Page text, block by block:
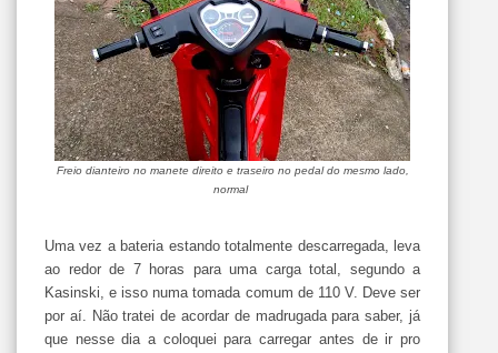
Freio dianteiro no manete direito e traseiro no pedal do mesmo lado,
normal
Uma vez a bateria estando totalmente descarregada, leva
ao redor de 7 horas para uma carga total, segundo a
Kasinski, e isso numa tomada comum de 110 V. Deve ser
por aí. Não tratei de acordar de madrugada para saber, já
que nesse dia a coloquei para carregar antes de ir pro